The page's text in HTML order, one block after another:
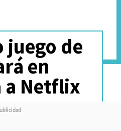
juego de
en
a Netflix